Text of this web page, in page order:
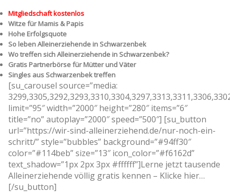
Mitgliedschaft kostenlos
Witze für Mamis & Papis
Hohe Erfolgsquote
So leben Alleinerziehende in Schwarzenbek
Wo treffen sich Alleinerziehende in Schwarzenbek?
Gratis Partnerbörse für Mütter und Väter
Singles aus Schwarzenbek treffen
[su_carousel source=”media:
limit=”95″ width=”2000″ height=”280″ items=”6″
title=”no” autoplay=”2000″ speed=”500″] [su_button
url=”https://wir-sind-alleinerziehend.de/nur-noch-ein-
schritt/” style=”bubbles” background=”#94ff30″
color=”#114beb” size=”13″ icon_color=”#f6162d”
text_shadow=”1px 2px 3px #ffffff”]Lerne jetzt tausende
Alleinerziehende völlig gratis kennen – Klicke hier…
[/su_button]